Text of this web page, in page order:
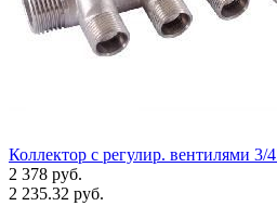
Коллектор с регулир. вентилями
2 378 руб.
2 235.32 руб.